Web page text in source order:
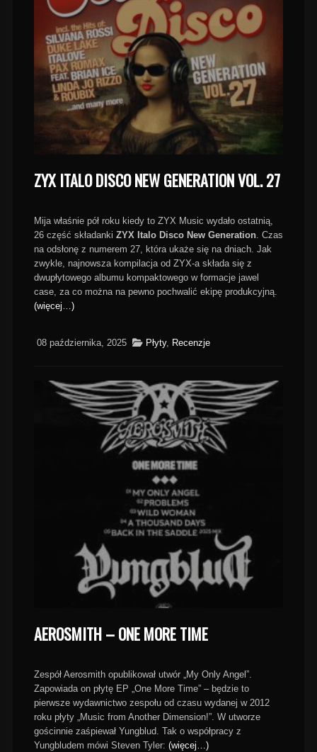
ZYX ITALO DISCO NEW GENERATION VOL. 27
Mija właśnie pół roku kiedy to ZYX Music wydało ostatnią,
26 część składanki ZYX Italo Disco New Generation. Czas
na odsłonę z numerem 27, która ukaże się na dniach. Jak
zwykle, najnowsza kompilacja od ZYX-a składa się z
dwupłytowego albumu kompaktowego w formacje jawel
case, za co można na pewno pochwalić ekipę produkcyjną.
(więcej…)
08 października, 2025 Płyty, Recenzje
AEROSMITH – ONE MORE TIME
Zespół Aerosmith opublikował utwór „My Only Angel”.
Zapowiada on płytę EP „One More Time” – będzie to
pierwsze wydawnictwo zespołu od czasu wydanej w 2012
roku płyty „Music from Another Dimension!”. W utworze
gościnnie zaśpiewał Yungblud. Tak o współpracy z
Yungbludem mówi Steven Tyler: (więcej…)